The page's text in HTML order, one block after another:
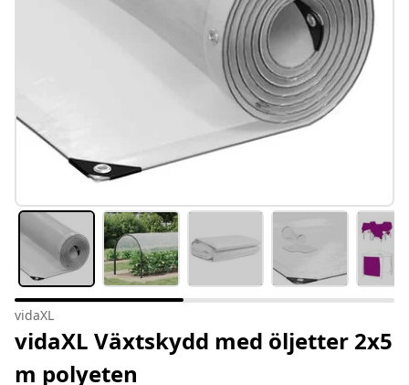
vidaXL
vidaXL Växtskydd med öljetter 2x5
m polyeten